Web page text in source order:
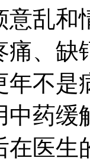
意乱和
痛、
年不是
中药
在医生